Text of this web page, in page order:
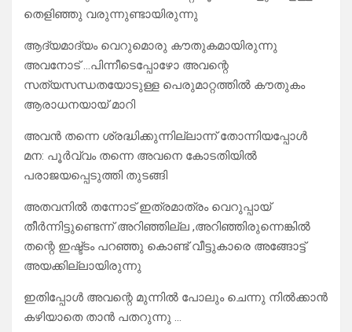
തെളിഞ്ഞു വരുന്നുണ്ടായിരുന്നു
ആദ്യമാദ്യം വെറുമൊരു കൗതുകമായിരുന്നു
അവനോട് …പിന്നീടെപ്പോഴോ അവന്റെ
സത്യസന്ധതയോടുള്ള പെരുമാറ്റത്തിൽ കൗതുകം
ആരാധനയായ് മാറി
അവൻ തന്നെ ശ്രദ്ധിക്കുന്നില്ലാന്ന് തോന്നിയപ്പോൾ
മന: പൂർവ്വം തന്നെ അവനെ കോടതിയിൽ
പരാജയപ്പെടുത്തി തുടങ്ങി
അതവനിൽ തന്നോട് ഇത്രമാത്രം വെറുപ്പായ്
തീർന്നിട്ടുണ്ടെന്ന് അറിഞ്ഞില്ല ,അറിഞ്ഞിരുന്നെങ്കിൽ
തന്റെ ഇഷ്ട്ടം പറഞ്ഞു കൊണ്ട് വീട്ടുകാരെ അങ്ങോട്ട്
അയക്കില്ലായിരുന്നു
ഇതിപ്പോൾ അവന്റെ മുന്നിൽ പോലും ചെന്നു നിൽക്കാൻ
കഴിയാതെ താൻ പതറുന്നു …